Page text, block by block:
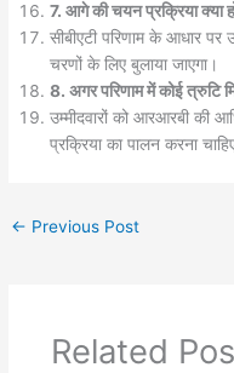
7. आगे की चयन प्रक्रिया क्या
सीबीएटी परिणाम के आधार
चरणों के लिए बुलाया जाएगा।
8. अगर परिणाम में कोई त्रुटि
उम्मीदवारों को आरआरबी की
प्रक्रिया का पालन करना
← Previous Post
Related